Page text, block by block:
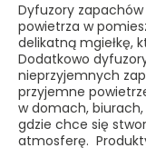
Dyfuzory
powietrza w
delikatną mgiełkę,
Dodatkowo
nieprzyjemnych
przyjemne
w domach,
gdzie chce się
atmosferę.